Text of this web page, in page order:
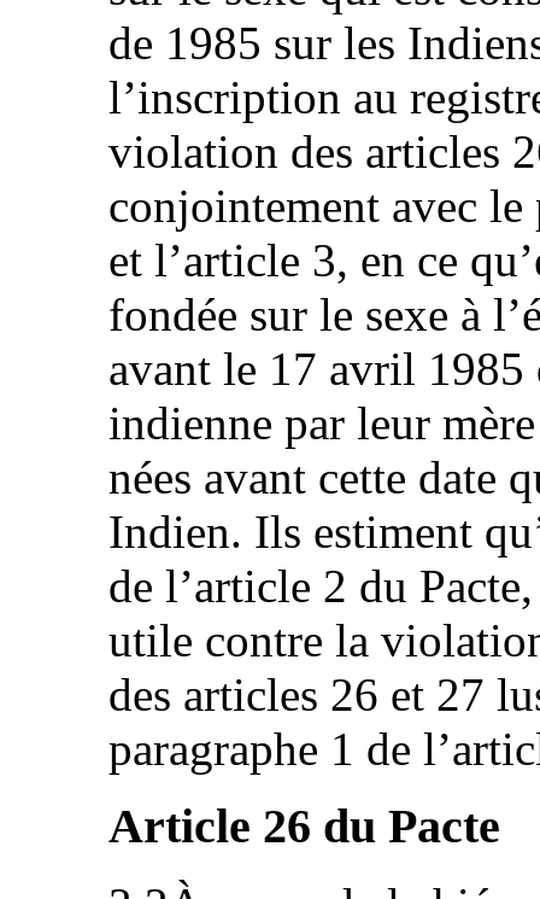
de 1985 sur les
l’inscription au
violation des articles
conjointement avec le
et l’article 3, en ce
fondée sur le sexe à
avant le 17 avril 1985
indienne par leur
nées avant cette date
Indien. Ils estiment
de l’article 2 du
utile contre la
des articles 26 et 27
paragraphe 1 de
Article 26 du Pacte